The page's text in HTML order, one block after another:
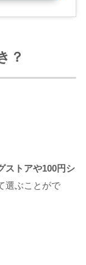
？
ストアや100円シ
選ぶことがで